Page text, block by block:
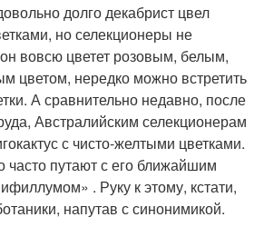
долго декабрист цвел
но селекционеры не
вовсю цветет розовым, белым,
цветом, нередко можно встретить
А сравнительно недавно, после
Австралийским селекционерам
с чисто-желтыми цветками.
часто путают с его ближайшим
. Руку к этому, кстати,
напутав с синонимикой.